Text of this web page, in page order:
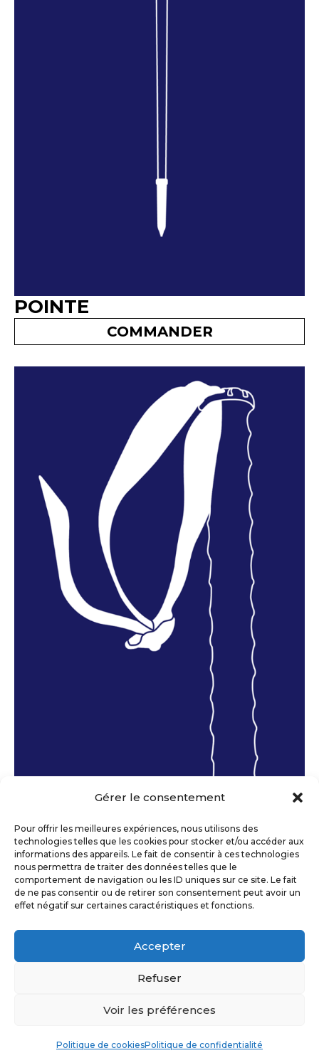
Gérer le consentement
Pour offrir les meilleures expériences, nous utilisons des
technologies telles que les cookies pour stocker et/ou accéder aux
informations des appareils. Le fait de consentir à ces technologies
nous permettra de traiter des données telles que le
comportement de navigation ou les ID uniques sur ce site. Le fait
de ne pas consentir ou de retirer son consentement peut avoir un
effet négatif sur certaines caractéristiques et fonctions.
Accepter
Refuser
Voir les préférences
Politique de cookiesPolitique de confidentialité
POINTE
COMMANDER
DRAGONNES
POLITIQUE DE COOKIES (UE)
VENTE
MENTIONS LÉGALES